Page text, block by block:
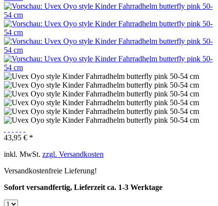
43,95 € *
inkl. MwSt. zzgl. Versandkosten
Versandkostenfreie Lieferung!
Sofort versandfertig, Lieferzeit ca. 1-3 Werktage